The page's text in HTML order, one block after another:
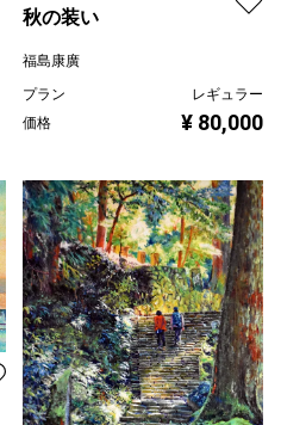
秋の装い
福島康廣
プラン
レギュラー
価格
¥ 80,000